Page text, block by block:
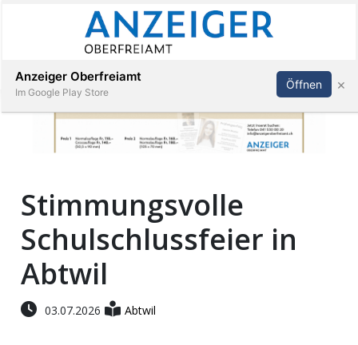
Veranstaltungen
Stellen
Paper
Abonnieren Anmelden
Stimmungsvolle
Schulschlussfeier in
Abtwil
03.07.2026 Abtwil
Anzeiger Oberfreiamt
Im Google Play Store
Öffnen ×